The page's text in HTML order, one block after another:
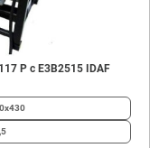
P c E3B2515 IDAF